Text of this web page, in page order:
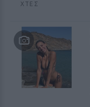
ΧΤΕΣ